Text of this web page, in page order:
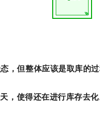
，但整体应该是取库的过
，使得还在进行库存去化